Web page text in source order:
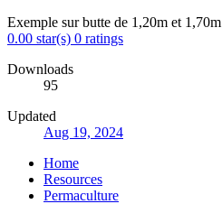
Exemple sur butte de 1,20m et 1,70m
0.00 star(s) 0 ratings
Downloads
95
Updated
Aug 19, 2024
Home
Resources
Permaculture